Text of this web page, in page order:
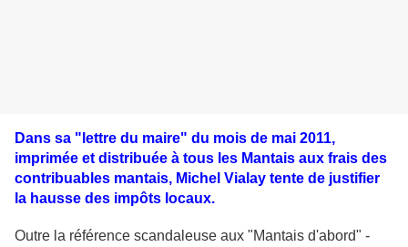
Dans sa "lettre du maire" du mois de mai 2011,
imprimée et distribuée à tous les Mantais aux frais des
contribuables mantais, Michel Vialay tente de justifier
la hausse des impôts locaux.
Outre la référence scandaleuse aux "Mantais d'abord" -